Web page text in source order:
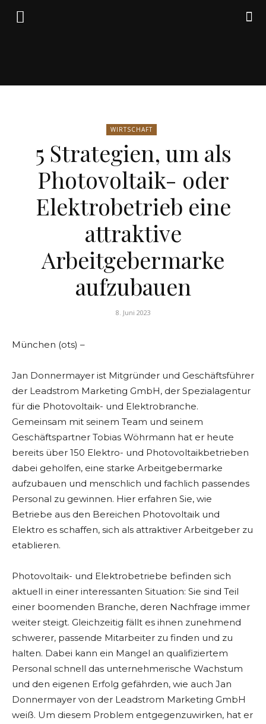
Friedrich
von
Weik
WIRTSCHAFT
5 Strategien, um als
Photovoltaik- oder
Elektrobetrieb eine
attraktive
Arbeitgebermarke
aufzubauen
8. Juni 2023
München (ots) –
Jan Donnermayer ist Mitgründer und Geschäftsführer
der Leadstrom Marketing GmbH, der Spezialagentur
für die Photovoltaik- und Elektrobranche.
Gemeinsam mit seinem Team und seinem
Geschäftspartner Tobias Wöhrmann hat er heute
bereits über 150 Elektro- und Photovoltaikbetrieben
dabei geholfen, eine starke Arbeitgebermarke
aufzubauen und menschlich und fachlich passendes
Personal zu gewinnen. Hier erfahren Sie, wie
Betriebe aus den Bereichen Photovoltaik und
Elektro es schaffen, sich als attraktiver Arbeitgeber zu
etablieren.
Photovoltaik- und Elektrobetriebe befinden sich
aktuell in einer interessanten Situation: Sie sind Teil
einer boomenden Branche, deren Nachfrage immer
weiter steigt. Gleichzeitig fällt es ihnen zunehmend
schwerer, passende Mitarbeiter zu finden und zu
halten. Dabei kann ein Mangel an qualifiziertem
Personal schnell das unternehmerische Wachstum
und den eigenen Erfolg gefährden, wie auch Jan
Donnermayer von der Leadstrom Marketing GmbH
weiß. Um diesem Problem entgegenzuwirken, hat er